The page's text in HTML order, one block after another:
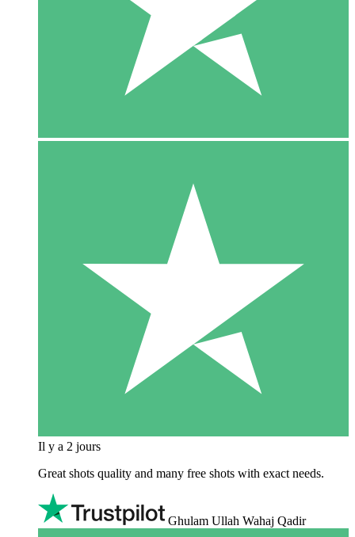
Il y a 2 jours
Great shots quality and many free shots with exact needs.
Ghulam Ullah Wahaj Qadir